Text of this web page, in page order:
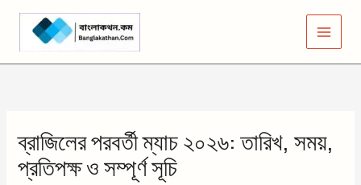
Skip
content
ব্রাজিলের পরবর্তী ম্যাচ ২০২৬: তারিখ, সময়,
প্রতিপক্ষ ও সম্পূর্ণ সূচি